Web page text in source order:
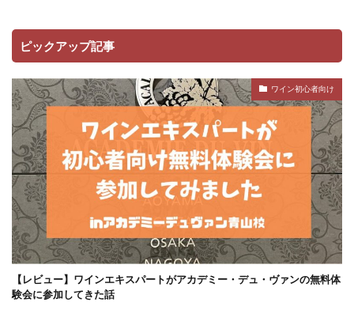
ピックアップ記事
ワイン初心者向け
【レビュー】ワインエキスパートがアカデミー・デュ・ヴァンの無料体
験会に参加してきた話